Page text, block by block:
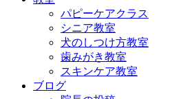
パピーケアクラス
シニア教室
犬のしつけ方教室
歯みがき教室
スキンケア教室
ブログ